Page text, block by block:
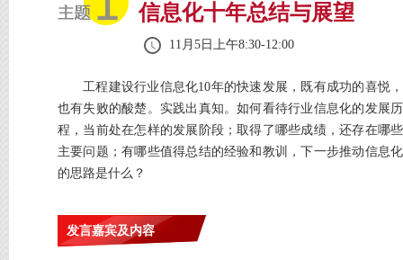
信息化十年总结与展望
11月5日上午8:30-12:00
工程建设行业信息化10年的快速发展，既有成功的喜悦，
也有失败的酸楚。实践出真知。如何看待行业信息化的发展历
程，当前处在怎样的发展阶段；取得了哪些成绩，还存在哪些
主要问题；有哪些值得总结的经验和教训，下一步推动信息化
的思路是什么？
发言嘉宾及内容